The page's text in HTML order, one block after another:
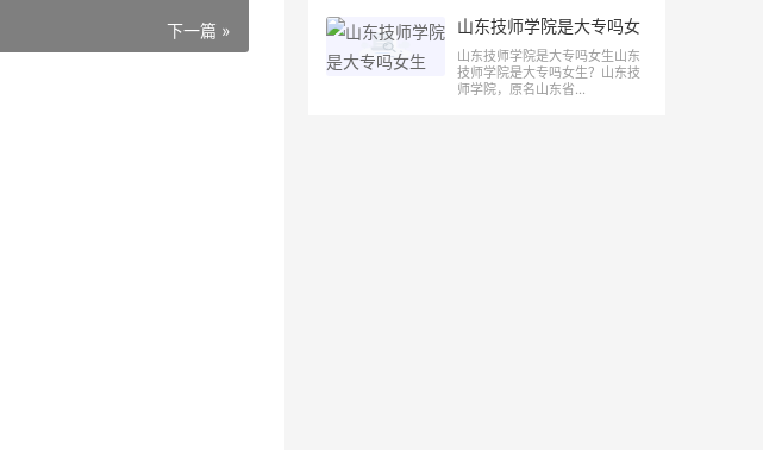
下一篇 »
山东技师学院是大专吗女
生
山东技师学院是大专吗女生山东
技师学院是大专吗女生？山东技
师学院，原名山东省...